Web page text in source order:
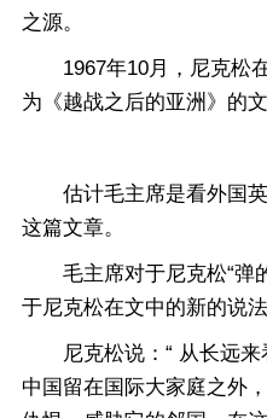
之源。
1967年10月，尼克松在
为《越战之后的亚洲》的文
估计毛主席是看外国英
这篇文章。
毛主席对于尼克松“弹
于尼克松在文中的新的说
尼克松说：“ 从长远来
中国留在国际大家庭之外